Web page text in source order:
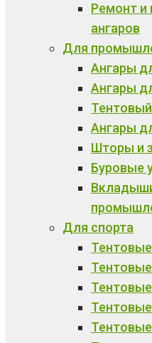
Ремонт и
ангаров
Для
Ангары
Ангары
Ангары
Шторы и
Буровые
Для спорта